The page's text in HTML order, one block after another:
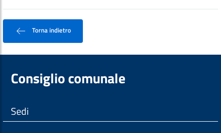
Torna indietro
Consiglio comunale
Sedi